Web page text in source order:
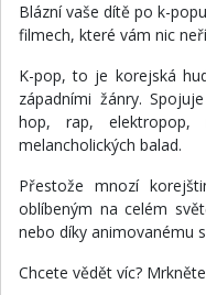
Blázní vaše dítě po k-
filmech, které vám nic
K-pop, to je korejská
západními žánry.
hop, rap,
melancholických balad.
Přestože mnozí
oblíbeným na celém
nebo díky animovanému
Chcete vědět víc?